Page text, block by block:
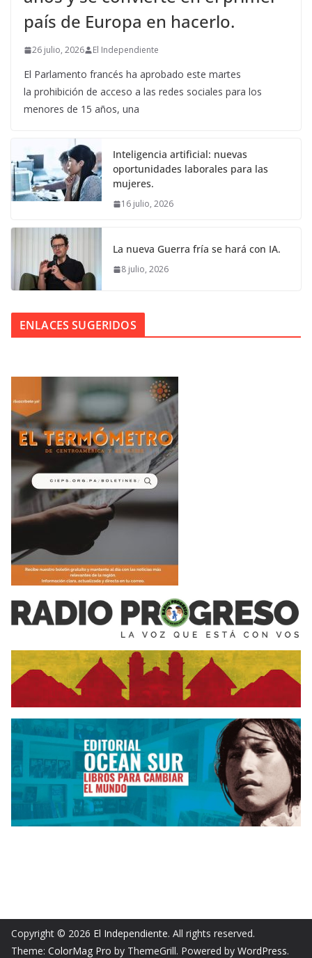
país de Europa en hacerlo.
26 julio, 2026 El Independiente
El Parlamento francés ha aprobado este martes
la prohibición de acceso a las redes sociales para los
menores de 15 años, una
Inteligencia artificial: nuevas
oportunidades laborales para las
mujeres.
16 julio, 2026
La nueva Guerra fría se hará con IA.
8 julio, 2026
ENLACES SUGERIDOS
Copyright © 2026 El Independiente. All rights reserved.
Theme: ColorMag Pro by ThemeGrill. Powered by WordPress.